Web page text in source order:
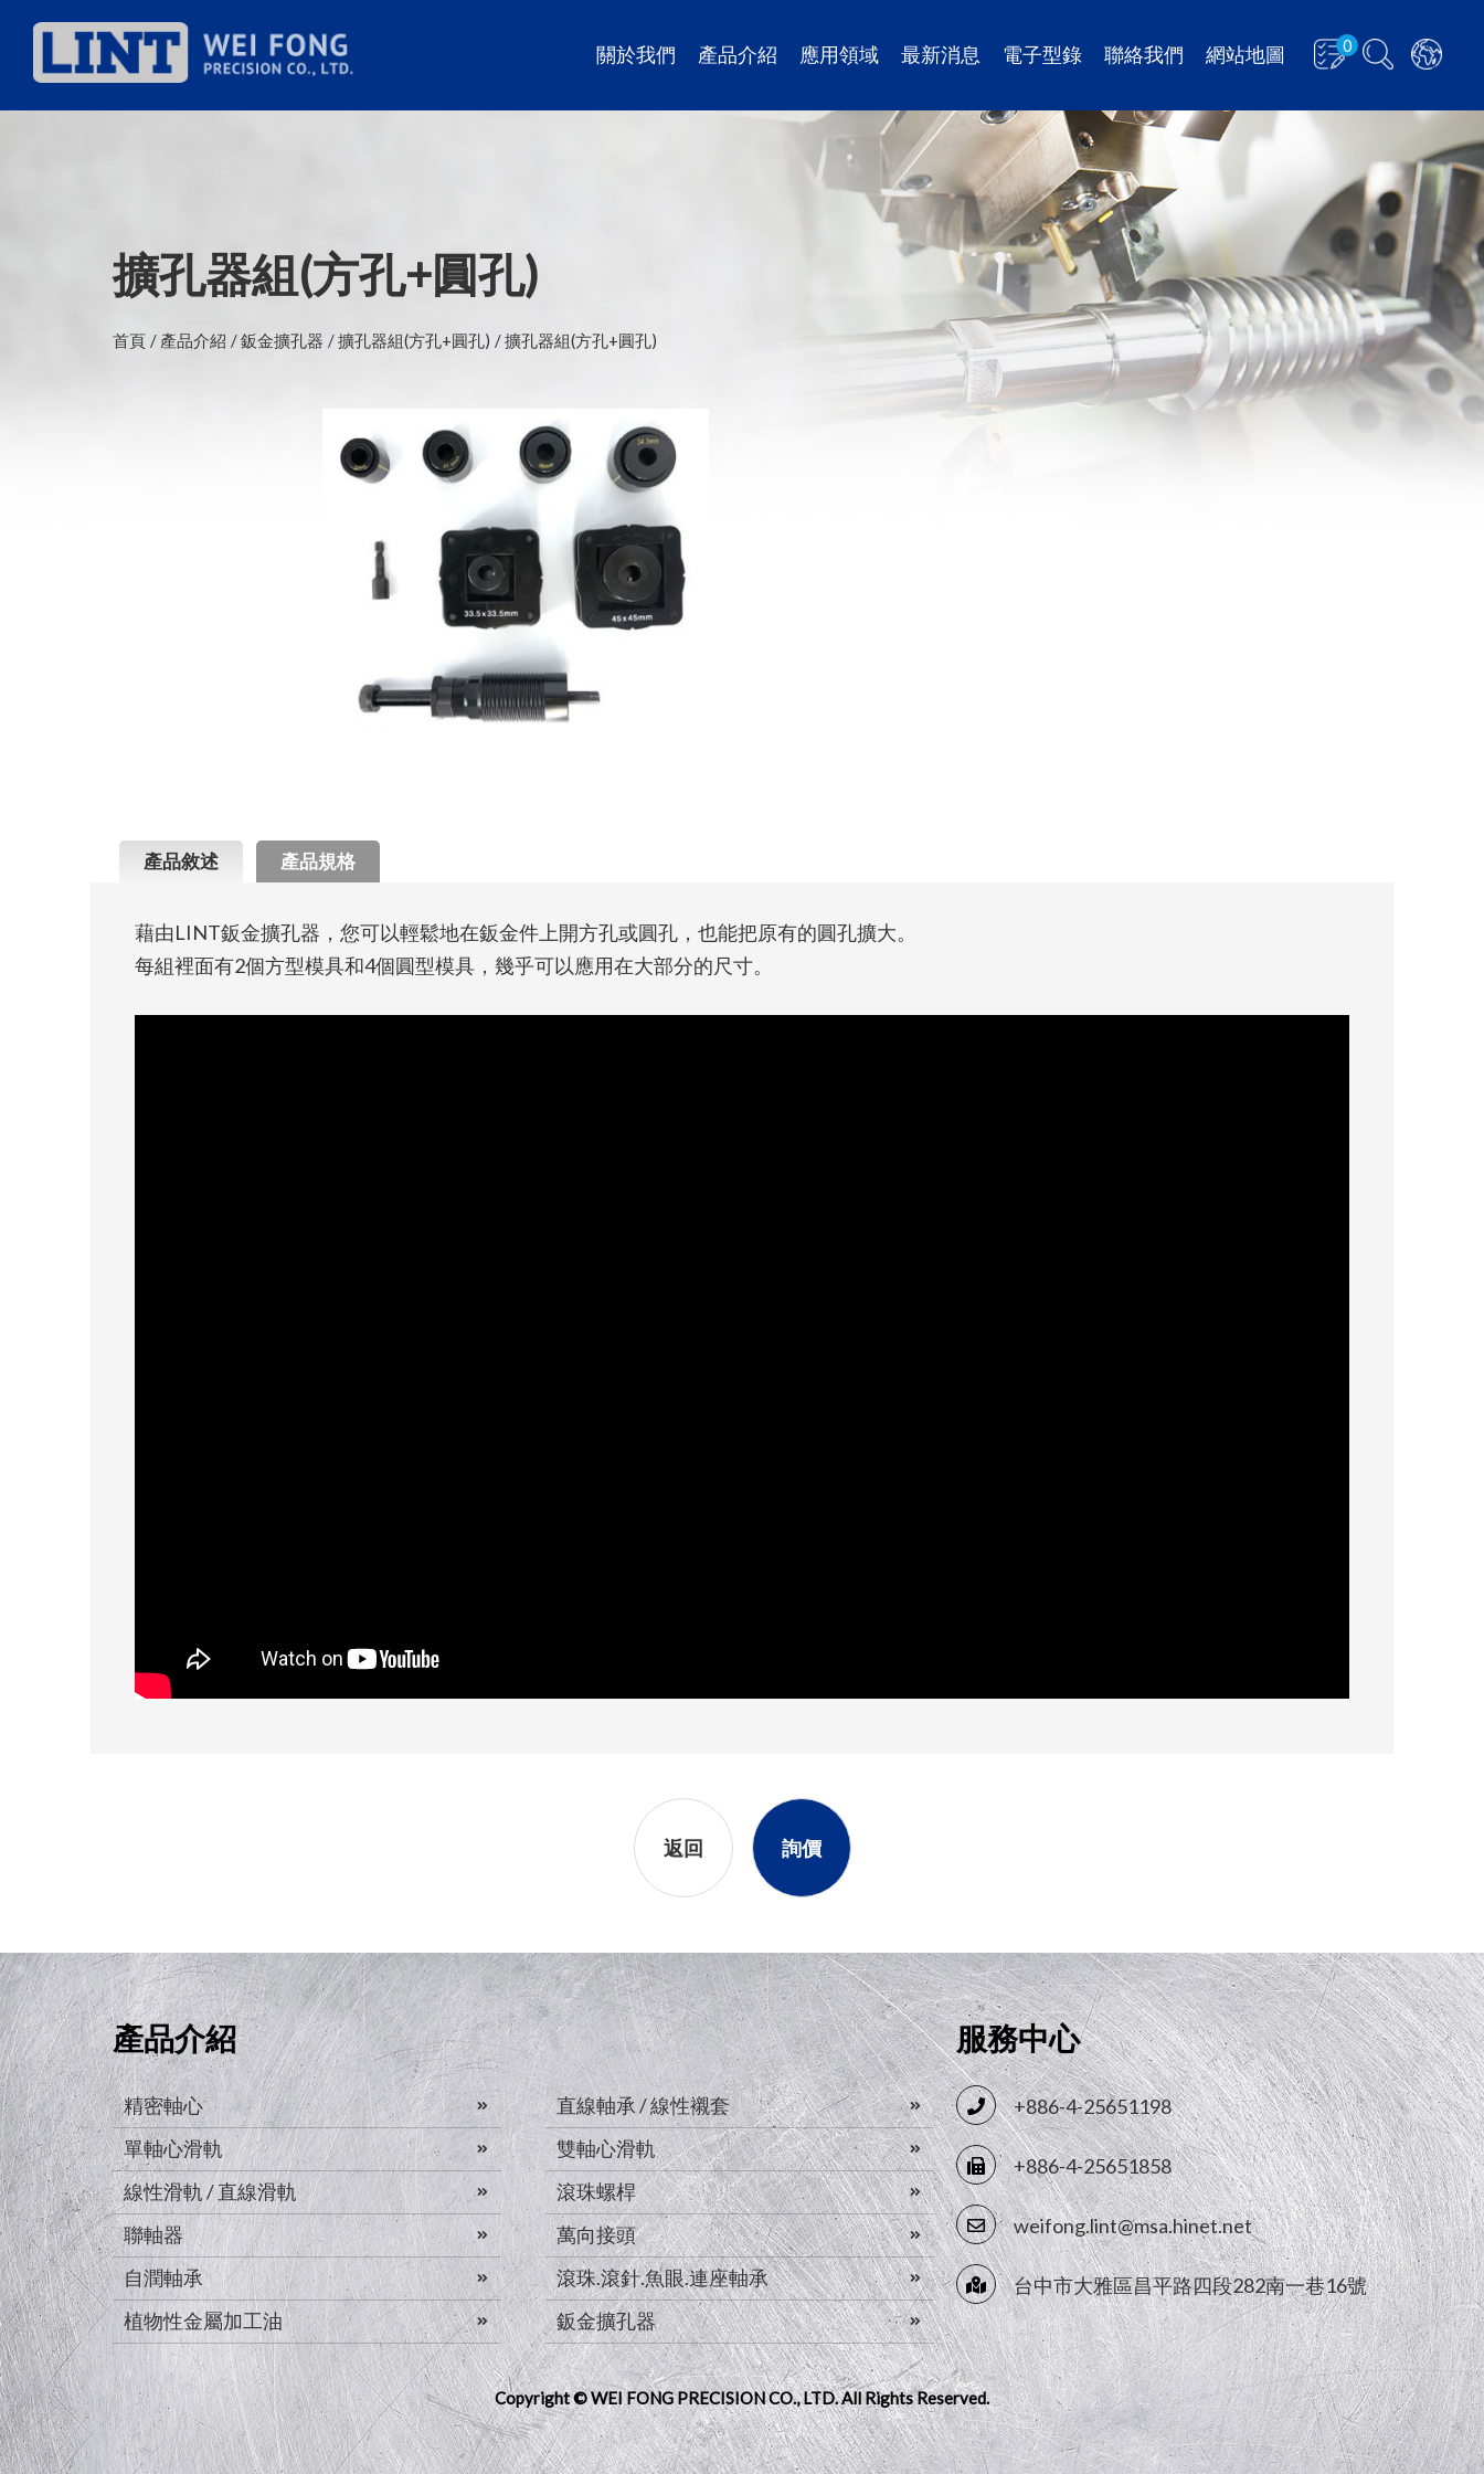
0
關於我們 產品介紹 應用領域 最新消息 電子型錄 聯絡我們 網站地圖
擴孔器組(方孔+圓孔)
首頁 產品介紹 鈑金擴孔器 擴孔器組(方孔+圓孔) 擴孔器組(方孔+圓孔)
產品敘述 產品規格
藉由LINT鈑金擴孔器，您可以輕鬆地在鈑金件上開方孔或圓孔，也能把原有的圓孔擴大。
每組裡面有2個方型模具和4個圓型模具，幾乎可以應用在大部分的尺寸。
返回 詢價
產品介紹
精密軸心
直線軸承 / 線性襯套
單軸心滑軌
雙軸心滑軌
線性滑軌 / 直線滑軌
滾珠螺桿
聯軸器
萬向接頭
自潤軸承
滾珠.滾針.魚眼.連座軸承
植物性金屬加工油
鈑金擴孔器
服務中心
+886-4-25651198
+886-4-25651858
weifong.lint@msa.hinet.net
台中市大雅區昌平路四段282南一巷16號
Copyright © WEI FONG PRECISION CO., LTD.All Rights Reserved.